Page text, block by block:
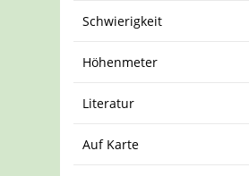
Schwierigkeit
Höhenmeter
Literatur
Auf Karte